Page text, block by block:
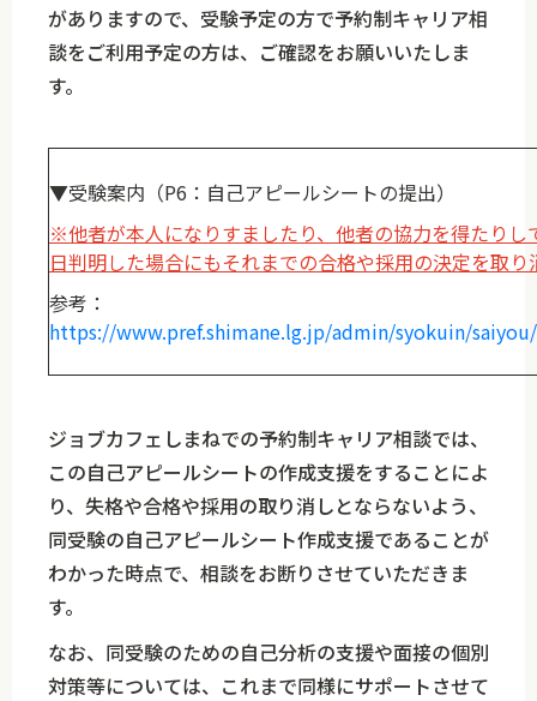
がありますので、受験予定の方で予約制キャリア相
談をご利用予定の方は、ご確認をお願いいたしま
す。
▼受験案内（P6：自己アピールシートの提出）
※他者が本人になりすましたり、他者の協力を得たり
日判明した場合にもそれまでの合格や採用の決定を取り
参考：
https://www.pref.shimane.lg.jp/admin/syokuin/
ジョブカフェしまねでの予約制キャリア相談では、
この自己アピールシートの作成支援をすることによ
り、失格や合格や採用の取り消しとならないよう、
同受験の自己アピールシート作成支援であることが
わかった時点で、相談をお断りさせていただきま
す。
なお、同受験のための自己分析の支援や面接の個別
対策等については、これまで同様にサポートさせて